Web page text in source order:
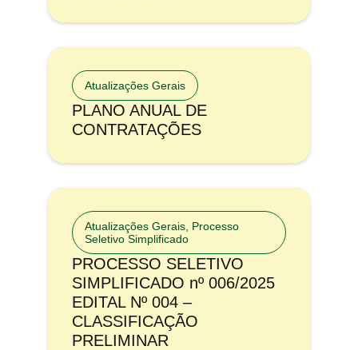
Atualizações Gerais
PLANO ANUAL DE
CONTRATAÇÕES
Atualizações Gerais Processo
Seletivo Simplificado
PROCESSO SELETIVO
SIMPLIFICADO nº 006/2025
EDITAL Nº 004 –
CLASSIFICAÇÃO
PRELIMINAR